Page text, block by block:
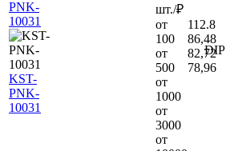
KST-
PNK-
10031
шт./₽
от
100
от
500
от
1000
от
3000
от
112.8
86,48
82,72
78,96
DIP